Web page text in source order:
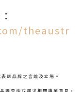
theaustr
該品牌之言論及立場。